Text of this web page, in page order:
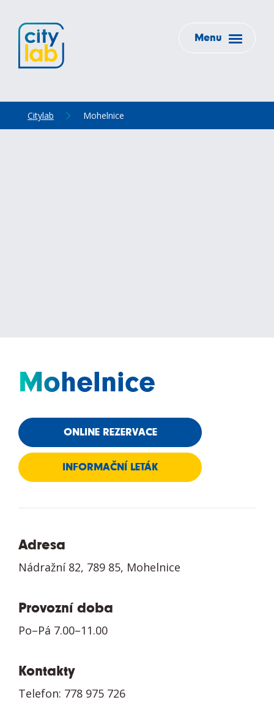
Menu
Citylab Mohelnice
Mohelnice
ONLINE REZERVACE
INFORMAČNÍ LETÁK
Adresa
Nádražní 82, 789 85, Mohelnice
Provozní doba
Po–Pá 7.00–11.00
Kontakty
Telefon: 778 975 726